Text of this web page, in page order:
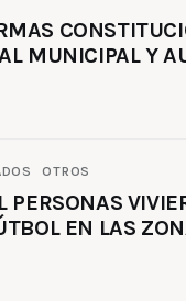
MUNICIPAL Y
OTROS
PERSONAS
EN LAS